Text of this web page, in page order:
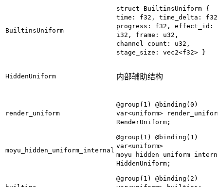
BuiltinsUniform
struct BuiltinsUniform {
time: f32, time_delta:
progress: f32, effect_id:
i32, frame: u32,
channel_count: u32,
stage_size: vec2<f32> }
HiddenUniform 内部辅助结构
render_uniform
@group(1) @binding(0)
var<uniform>
RenderUniform;
moyu_hidden_uniform_internal
@group(1) @binding(1)
var<uniform>
HiddenUniform;
@group(1) @binding(2)